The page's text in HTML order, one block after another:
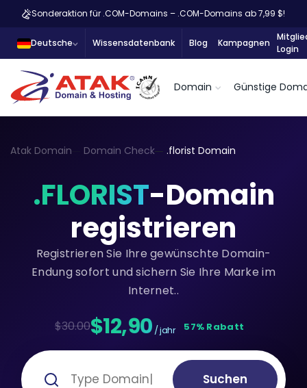
Sonderaktion für .COM-Domains – .COM-Domains ab 7,99 $!
Deutsche Wissensdatenbank Blog Kampagnen
Login
Domain Günstige
Atak Domain Domain Check .florist Domain
.FLORIST-Domain
registrieren
Registrieren Sie Ihre gewünschte Domain-
Endung sofort und sichern Sie Ihre Marke im
Internet..
$30.00$12,90 / jahr 57% Rabatt
Suchen